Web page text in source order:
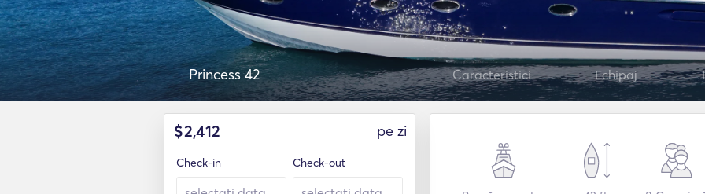
Princess 42 Caracteristici Echipaj
$2,412 pe zi
Check-in Check-out